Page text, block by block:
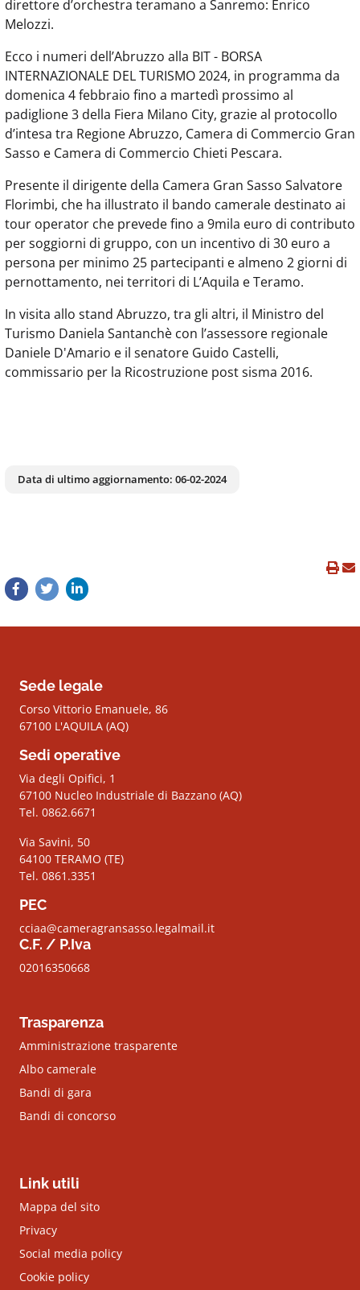
direttore d’orchestra teramano a Sanremo: Enrico
Melozzi.
Ecco i numeri dell’Abruzzo alla BIT - BORSA
INTERNAZIONALE DEL TURISMO 2024, in programma da
domenica 4 febbraio fino a martedì prossimo al
padiglione 3 della Fiera Milano City, grazie al protocollo
d’intesa tra Regione Abruzzo, Camera di Commercio Gran
Sasso e Camera di Commercio Chieti Pescara.
Presente il dirigente della Camera Gran Sasso Salvatore
Florimbi, che ha illustrato il bando camerale destinato ai
tour operator che prevede fino a 9mila euro di contributo
per soggiorni di gruppo, con un incentivo di 30 euro a
persona per minimo 25 partecipanti e almeno 2 giorni di
pernottamento, nei territori di L’Aquila e Teramo.
In visita allo stand Abruzzo, tra gli altri, il Ministro del
Turismo Daniela Santanchè con l’assessore regionale
Daniele D'Amario e il senatore Guido Castelli,
commissario per la Ricostruzione post sisma 2016.
Data di ultimo aggiornamento: 06-02-2024
Sede legale
Corso Vittorio Emanuele, 86
67100 L'AQUILA (AQ)
Sedi operative
Via degli Opifici, 1
67100 Nucleo Industriale di Bazzano (AQ)
Tel. 0862.6671
Via Savini, 50
64100 TERAMO (TE)
Tel. 0861.3351
PEC
cciaa@cameragransasso.legalmail.it
C.F. / P.Iva
02016350668
Trasparenza
Amministrazione trasparente
Albo camerale
Bandi di gara
Bandi di concorso
Link utili
Mappa del sito
Privacy
Social media policy
Cookie policy